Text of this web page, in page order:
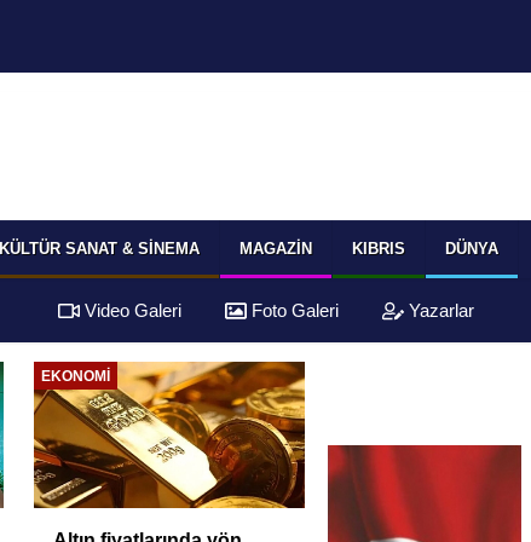
KÜLTÜR SANAT & SINEMA MAGAZIN KIBRIS DÜNYA
Video Galeri Foto Galeri Yazarlar
EKONOMI